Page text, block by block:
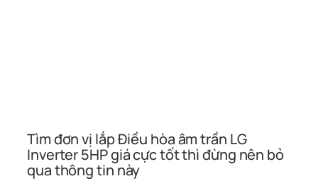
Tìm đơn vị lắp Điều hòa âm trần LG
Inverter 5HP giá cực tốt thì đừng nên bỏ
qua thông tin này